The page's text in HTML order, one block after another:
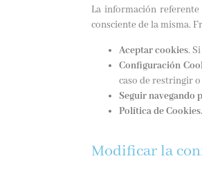
La información
consciente de la misma.
Aceptar cookies.
Configuración
caso de restringir
Seguir navegando
Política de Cookies
Modificar la